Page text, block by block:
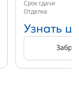
Срок сдачи
Отделка
Узнать